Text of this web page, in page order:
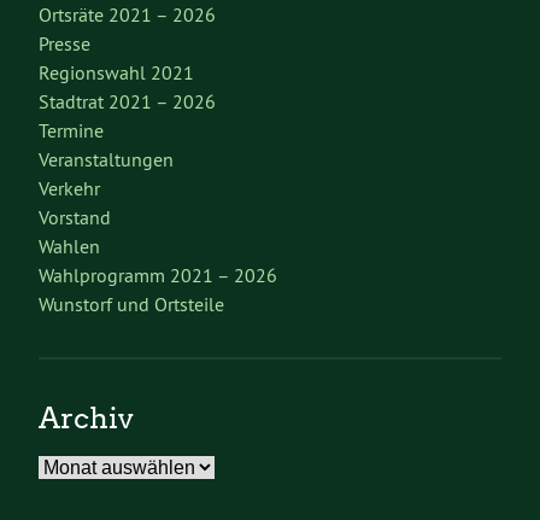
Ortsräte 2021 – 2026
Presse
Regionswahl 2021
Stadtrat 2021 – 2026
Termine
Veranstaltungen
Verkehr
Vorstand
Wahlen
Wahlprogramm 2021 – 2026
Wunstorf und Ortsteile
Archiv
Archiv